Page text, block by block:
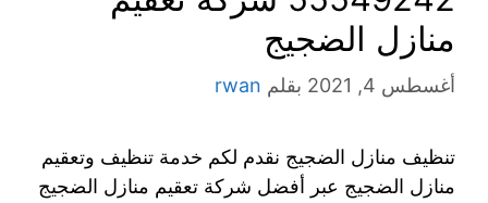
منازل الضجيج
أغسطس 4, 2021 بقلم rwan
تنظيف منازل الضجيج نقدم لكم خدمة تنظيف وتعقيم
منازل الضجيج عبر أفضل شركة تعقيم منازل الضجيج